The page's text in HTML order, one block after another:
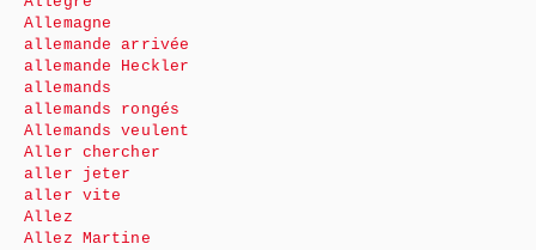
Allemagne
allemande arrivée
allemande Heckler
allemands
allemands rongés
Allemands veulent
Aller chercher
aller jeter
aller vite
Allez
Allez Martine